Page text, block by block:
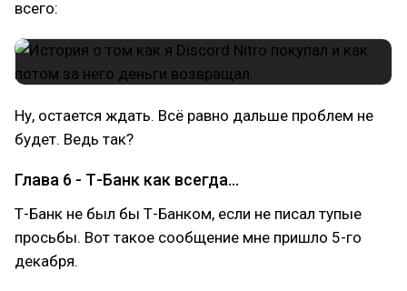
всего:
Ну, остается ждать. Всё равно дальше проблем не
будет. Ведь так?
Глава 6 - Т-Банк как всегда...
Т-Банк не был бы Т-Банком, если не писал тупые
просьбы. Вот такое сообщение мне пришло 5-го
декабря.